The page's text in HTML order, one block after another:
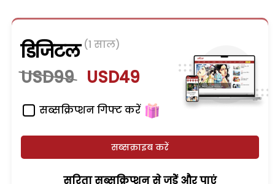
डिजिटल (1 साल)
USD99 USD49
सब्सक्रिप्शन गिफ्ट करें
सब्सक्राइब करें
सरिता सब्सक्रिप्शन से जुड़ेें और पाएं